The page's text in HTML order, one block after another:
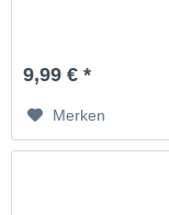
9,99 € *
Merken